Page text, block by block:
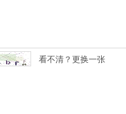
看不清？更换一张